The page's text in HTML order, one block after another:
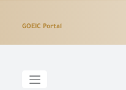
GOEIC Portal